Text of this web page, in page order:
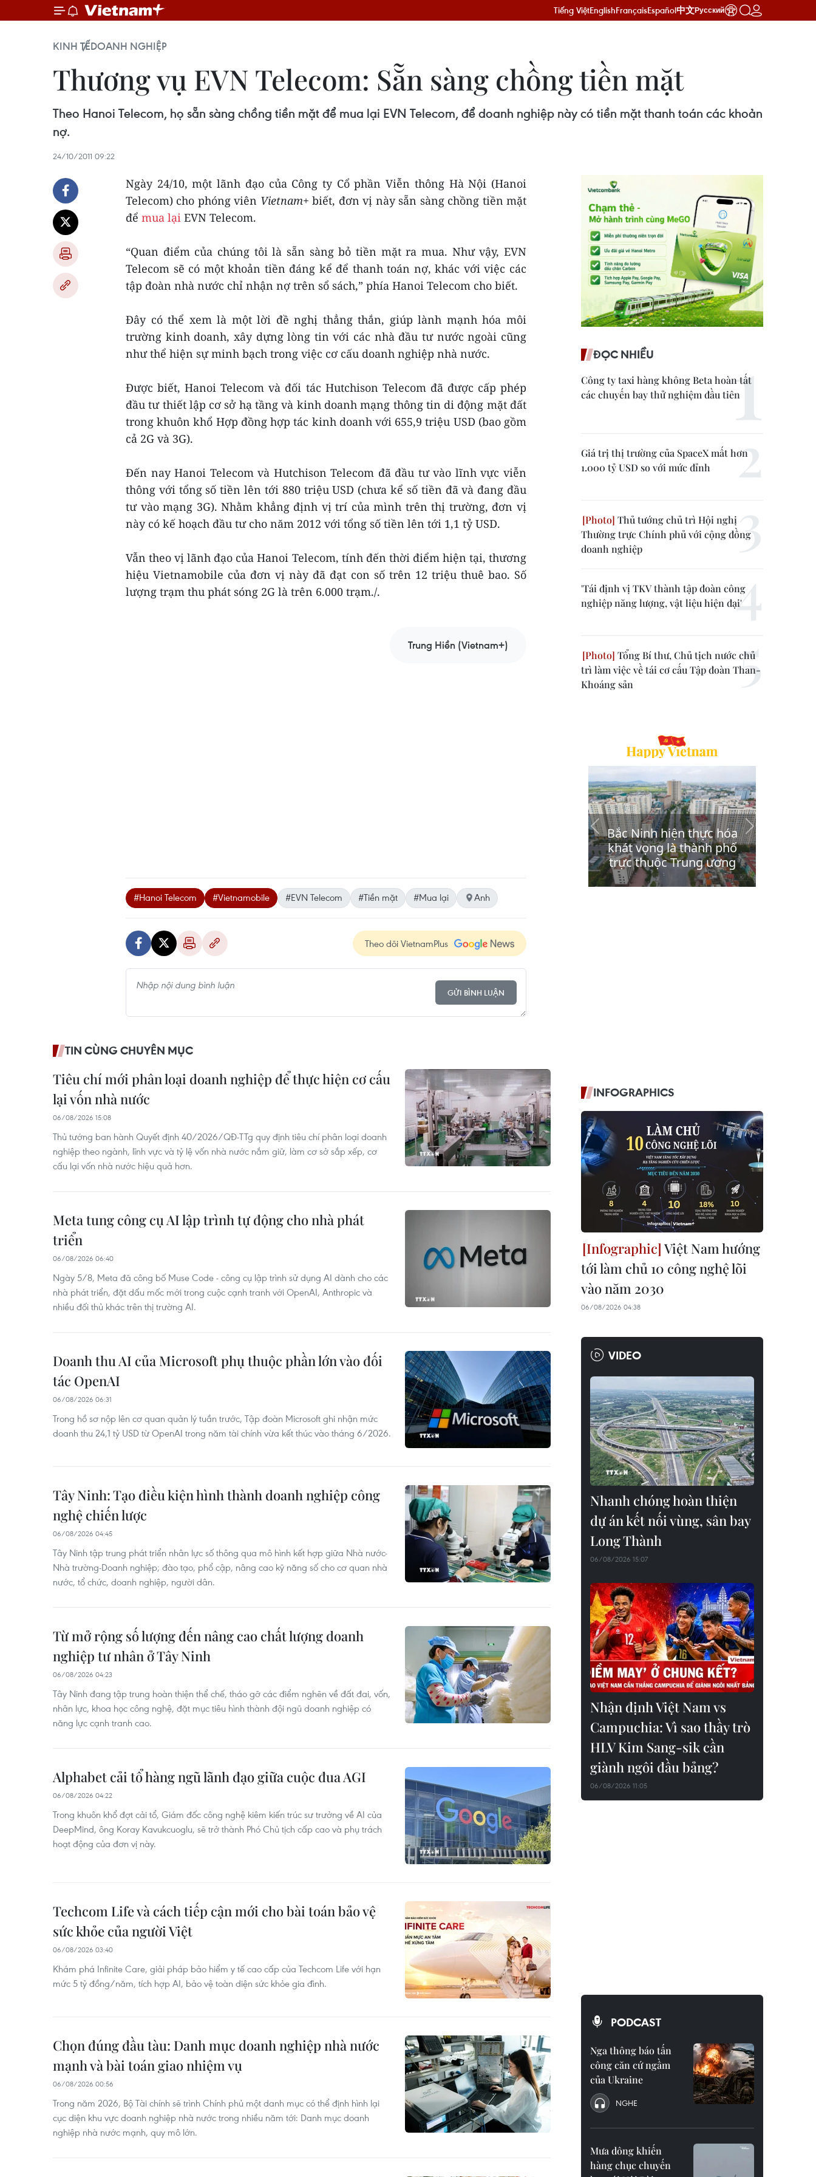
Tiếng ViệtEnglishFrançaisEspañol中文Русский
KINH TẾDOANH NGHIỆP
Thương vụ EVN Telecom: Sẵn sàng chồng tiền mặt
Theo Hanoi Telecom, họ sẵn sàng chồng tiền mặt để mua lại EVN Telecom, để doanh nghiệp này có tiền mặt thanh toán các khoản
nợ.
24/10/2011 09:22
Ngày 24/10, một lãnh đạo của Công ty Cổ phần Viễn thông Hà Nội (Hanoi
Telecom) cho phóng viên Vietnam+ biết, đơn vị này sẵn sàng chồng tiền mặt
để mua lại EVN Telecom.
“Quan điểm của chúng tôi là sẵn sàng bỏ tiền mặt ra mua. Như vậy, EVN
Telecom sẽ có một khoản tiền đáng kể để thanh toán nợ, khác với việc các
tập đoàn nhà nước chỉ nhận nợ trên sổ sách,” phía Hanoi Telecom cho biết.
Đây có thể xem là một lời đề nghị thẳng thắn, giúp lành mạnh hóa môi
trường kinh doanh, xây dựng lòng tin với các nhà đầu tư nước ngoài cũng
như thể hiện sự minh bạch trong việc cơ cấu doanh nghiệp nhà nước.
Được biết, Hanoi Telecom và đối tác Hutchison Telecom đã được cấp phép
đầu tư thiết lập cơ sở hạ tầng và kinh doanh mạng thông tin di động mặt đất
trong khuôn khổ Hợp đồng hợp tác kinh doanh với 655,9 triệu USD (bao gồm
cả 2G và 3G).
Đến nay Hanoi Telecom và Hutchison Telecom đã đầu tư vào lĩnh vực viễn
thông với tổng số tiền lên tới 880 triệu USD (chưa kể số tiền đã và đang đầu
tư vào mạng 3G). Nhằm khẳng định vị trí của mình trên thị trường, đơn vị
này có kế hoạch đầu tư cho năm 2012 với tổng số tiền lên tới 1,1 tỷ USD.
Vẫn theo vị lãnh đạo của Hanoi Telecom, tính đến thời điểm hiện tại, thương
hiệu Vietnamobile của đơn vị này đã đạt con số trên 12 triệu thuê bao. Số
lượng trạm thu phát sóng 2G là trên 6.000 trạm./.
Trung Hiền (Vietnam+)
#Hanoi Telecom #Vietnamobile #EVN Telecom #Tiền mặt #Mua lại Anh
Theo dõi VietnamPlus
GỬI BÌNH LUẬN
TIN CÙNG CHUYÊN MỤC
Tiêu chí mới phân loại doanh nghiệp để thực hiện cơ cấu
lại vốn nhà nước
06/08/2026 15:08
Thủ tướng ban hành Quyết định 40/2026/QĐ-TTg quy định tiêu chí phân loại doanh
nghiệp theo ngành, lĩnh vực và tỷ lệ vốn nhà nước nắm giữ, làm cơ sở sắp xếp, cơ
cấu lại vốn nhà nước hiệu quả hơn.
Meta tung công cụ AI lập trình tự động cho nhà phát
triển
06/08/2026 06:40
Ngày 5/8, Meta đã công bố Muse Code - công cụ lập trình sử dụng AI dành cho các
nhà phát triển, đặt dấu mốc mới trong cuộc cạnh tranh với OpenAI, Anthropic và
nhiều đối thủ khác trên thị trường AI.
Doanh thu AI của Microsoft phụ thuộc phần lớn vào đối
tác OpenAI
06/08/2026 06:31
Trong hồ sơ nộp lên cơ quan quản lý tuần trước, Tập đoàn Microsoft ghi nhận mức
doanh thu 24,1 tỷ USD từ OpenAI trong năm tài chính vừa kết thúc vào tháng 6/2026.
Tây Ninh: Tạo điều kiện hình thành doanh nghiệp công
nghệ chiến lược
06/08/2026 04:45
Tây Ninh tập trung phát triển nhân lực số thông qua mô hình kết hợp giữa Nhà nước-
Nhà trường-Doanh nghiệp; đào tạo, phổ cập, nâng cao kỹ năng số cho cơ quan nhà
nước, tổ chức, doanh nghiệp, người dân.
Từ mở rộng số lượng đến nâng cao chất lượng doanh
nghiệp tư nhân ở Tây Ninh
06/08/2026 04:23
Tây Ninh đang tập trung hoàn thiện thể chế, tháo gỡ các điểm nghẽn về đất đai, vốn,
nhân lực, khoa học công nghệ, đặt mục tiêu hình thành đội ngũ doanh nghiệp có
năng lực cạnh tranh cao.
Alphabet cải tổ hàng ngũ lãnh đạo giữa cuộc đua AGI
06/08/2026 04:22
Trong khuôn khổ đợt cải tổ, Giám đốc công nghệ kiêm kiến trúc sư trưởng về AI của
DeepMind, ông Koray Kavukcuoglu, sẽ trở thành Phó Chủ tịch cấp cao và phụ trách
hoạt động của đơn vị này.
Techcom Life và cách tiếp cận mới cho bài toán bảo vệ
sức khỏe của người Việt
06/08/2026 03:40
Khám phá Infinite Care, giải pháp bảo hiểm y tế cao cấp của Techcom Life với hạn
mức 5 tỷ đồng/năm, tích hợp AI, bảo vệ toàn diện sức khỏe gia đình.
Chọn đúng đầu tàu: Danh mục doanh nghiệp nhà nước
mạnh và bài toán giao nhiệm vụ
06/08/2026 00:56
Trong năm 2026, Bộ Tài chính sẽ trình Chính phủ một danh mục có thể định hình lại
cục diện khu vực doanh nghiệp nhà nước trong nhiều năm tới: Danh mục doanh
nghiệp nhà nước mạnh, quy mô lớn.
ĐỌC NHIỀU
Công ty taxi hàng không Beta hoàn tất
các chuyến bay thử nghiệm đầu tiên
Giá trị thị trường của SpaceX mất hơn
1.000 tỷ USD so với mức đỉnh
Thủ tướng chủ trì Hội nghị
Thường trực Chính phủ với cộng đồng
doanh nghiệp
'Tái định vị TKV thành tập đoàn công
nghiệp năng lượng, vật liệu hiện đại'
Tổng Bí thư, Chủ tịch nước chủ
trì làm việc về tái cơ cấu Tập đoàn Than-
Khoáng sản
INFOGRAPHICS
Việt Nam hướng
tới làm chủ 10 công nghệ lõi
vào năm 2030
06/08/2026 04:38
VIDEO
Nhanh chóng hoàn thiện
dự án kết nối vùng, sân bay
Long Thành
06/08/2026 15:07
Nhận định Việt Nam vs
Campuchia: Vì sao thầy trò
HLV Kim Sang-sik cần
giành ngôi đầu bảng?
06/08/2026 11:05
PODCAST
Nga thông báo tấn
công căn cứ ngầm
của Ukraine
NGHE
Mưa dông khiến
hàng chục chuyến